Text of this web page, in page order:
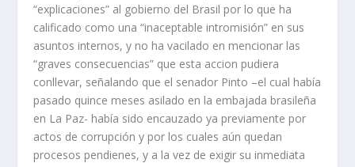
“explicaciones” al gobierno del Brasil por lo que ha
calificado como una “inaceptable intromisión” en sus
asuntos internos, y no ha vacilado en mencionar las
“graves consecuencias” que esta accion pudiera
conllevar, señalando que el senador Pinto –el cual había
pasado quince meses asilado en la embajada brasileña
en La Paz- había sido encauzado ya previamente por
actos de corrupción y por los cuales aún quedan
procesos pendienes, y a la vez de exigir su inmediata